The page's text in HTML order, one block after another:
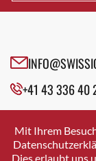
Cazis
Crissier
Davos Platz
Dierikon
Dietikon
+41 43 336 40
SWISSICT
VULKANSTRASSE
8048 ZURICH
Mit Ihrem
Dies erlaubt uns